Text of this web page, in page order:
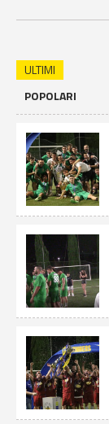
ULTIMI
POPOLARI